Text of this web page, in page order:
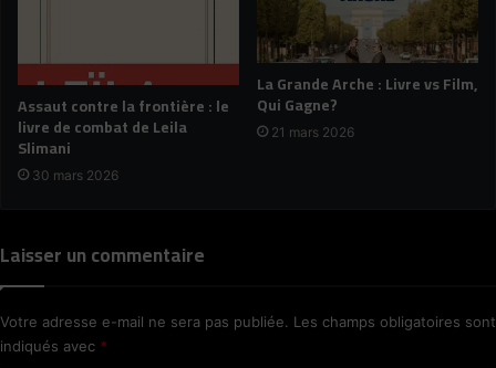
Assaut contre la frontière : le
livre de combat de Leila
Slimani
30 mars 2026
La Grande Arche : Livre vs Film,
Qui Gagne?
21 mars 2026
Laisser un commentaire
Votre adresse e-mail ne sera pas publiée. Les champs obligatoires sont
indiqués avec *